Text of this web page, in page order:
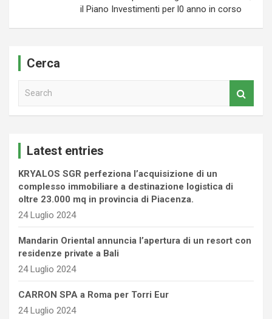
il Piano Investimenti per l0 anno in corso
Cerca
Latest entries
KRYALOS SGR perfeziona l’acquisizione di un
complesso immobiliare a destinazione logistica di
oltre 23.000 mq in provincia di Piacenza.
24 Luglio 2024
Mandarin Oriental annuncia l’apertura di un resort con
residenze private a Bali
24 Luglio 2024
CARRON SPA a Roma per Torri Eur
24 Luglio 2024